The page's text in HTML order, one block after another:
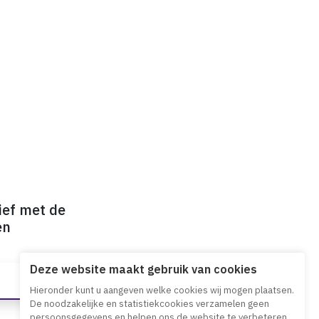
met de
Deze website maakt gebruik van cookies
Hieronder kunt u aangeven welke cookies wij mogen plaatsen.
De noodzakelijke en statistiekcookies verzamelen geen